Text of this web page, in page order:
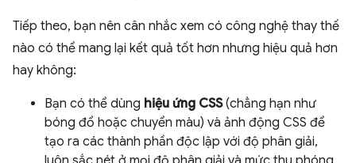
Tiếp theo, bạn nên cân nhắc xem có công nghệ thay thế
nào có thể mang lại kết quả tốt hơn nhưng hiệu quả hơn
hay không:
Bạn có thể dùng hiệu ứng CSS(chẳng hạn như
bóng đổ hoặc chuyển màu) và ảnh động CSS để
tạo ra các thành phần độc lập với độ phân giải,